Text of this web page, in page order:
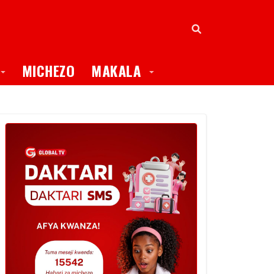
Toggle Dropdown
MICHEZO MAKALA Toggle Dropdown